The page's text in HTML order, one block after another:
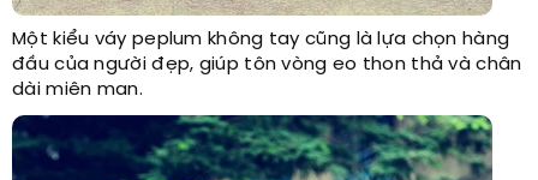
Một kiểu váy peplum không tay cũng là lựa chọn hàng
đầu của người đẹp, giúp tôn vòng eo thon thả và chân
dài miên man.